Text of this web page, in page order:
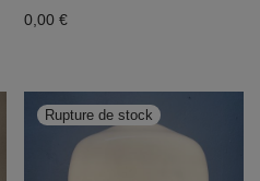
0,00 €